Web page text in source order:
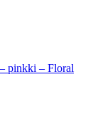
pinkki – Floral